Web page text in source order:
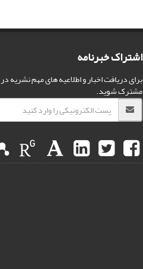
اشتراک خبرنامه
برای دریافت اخبار و اطلاعیه های مهم نشریه
مشترک شوید.